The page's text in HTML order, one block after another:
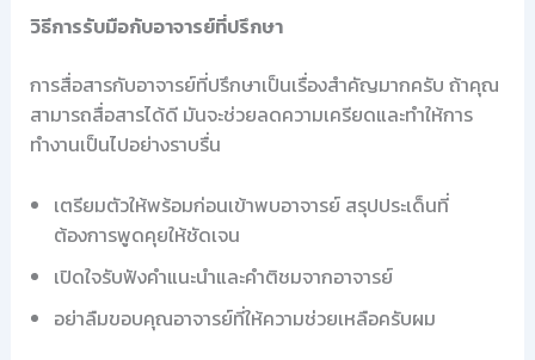
วิธีการรับมือกับอาจารย์ที่ปรึกษา
การสื่อสารกับอาจารย์ที่ปรึกษาเป็นเรื่องสำคัญมากครับ ถ้าคุณ
สามารถสื่อสารได้ดี มันจะช่วยลดความเครียดและทำให้การ
ทำงานเป็นไปอย่างราบรื่น
เตรียมตัวให้พร้อมก่อนเข้าพบอาจารย์ สรุปประเด็นที่
ต้องการพูดคุยให้ชัดเจน
เปิดใจรับฟังคำแนะนำและคำติชมจากอาจารย์
อย่าลืมขอบคุณอาจารย์ที่ให้ความช่วยเหลือครับผม